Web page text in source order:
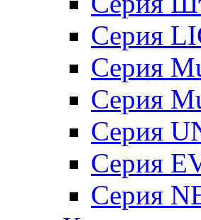
Серия
Серия
Серия
Серия
Серия
Серия